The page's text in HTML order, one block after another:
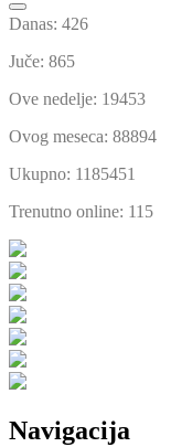
Danas: 426
Juče: 865
Ove nedelje: 19453
Ovog meseca: 88894
Ukupno: 1185451
Trenutno online: 115
Navigacija